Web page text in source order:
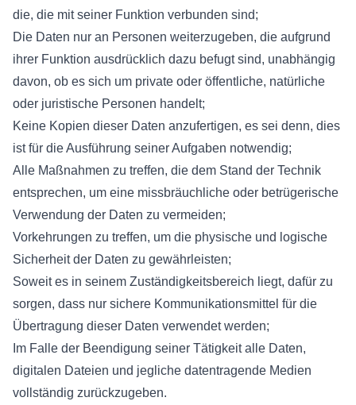
die, die mit seiner Funktion verbunden sind;
Die Daten nur an Personen weiterzugeben, die aufgrund
ihrer Funktion ausdrücklich dazu befugt sind, unabhängig
davon, ob es sich um private oder öffentliche, natürliche
oder juristische Personen handelt;
Keine Kopien dieser Daten anzufertigen, es sei denn, dies
ist für die Ausführung seiner Aufgaben notwendig;
Alle Maßnahmen zu treffen, die dem Stand der Technik
entsprechen, um eine missbräuchliche oder betrügerische
Verwendung der Daten zu vermeiden;
Vorkehrungen zu treffen, um die physische und logische
Sicherheit der Daten zu gewährleisten;
Soweit es in seinem Zuständigkeitsbereich liegt, dafür zu
sorgen, dass nur sichere Kommunikationsmittel für die
Übertragung dieser Daten verwendet werden;
Im Falle der Beendigung seiner Tätigkeit alle Daten,
digitalen Dateien und jegliche datentragende Medien
vollständig zurückzugeben.